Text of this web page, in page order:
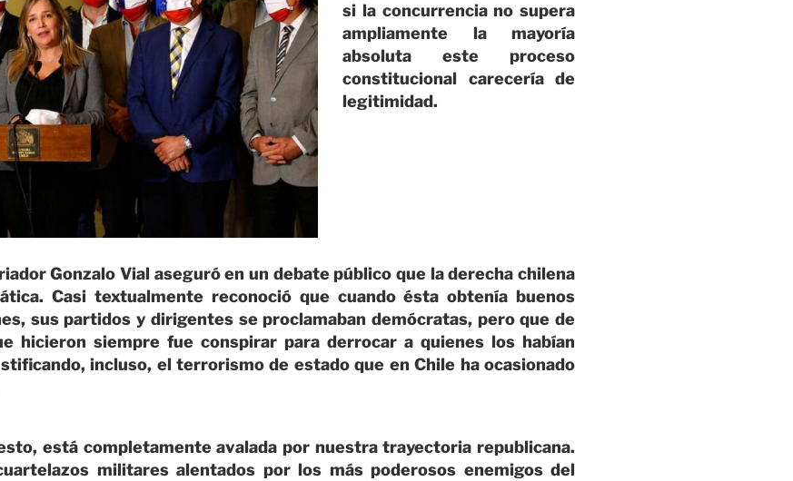
si la concurrencia no supera
ampliamente la mayoría
absoluta este proceso
constitucional carecería de
legitimidad.
Gonzalo Vial aseguró en un debate público que la derecha chilena
Casi textualmente reconoció que cuando ésta obtenía buenos
sus partidos y dirigentes se proclamaban demócratas, pero que de
hicieron siempre fue conspirar para derrocar a quienes los habían
incluso, el terrorismo de estado que en Chile ha ocasionado
está completamente avalada por nuestra trayectoria republicana.
militares alentados por los más poderosos enemigos del